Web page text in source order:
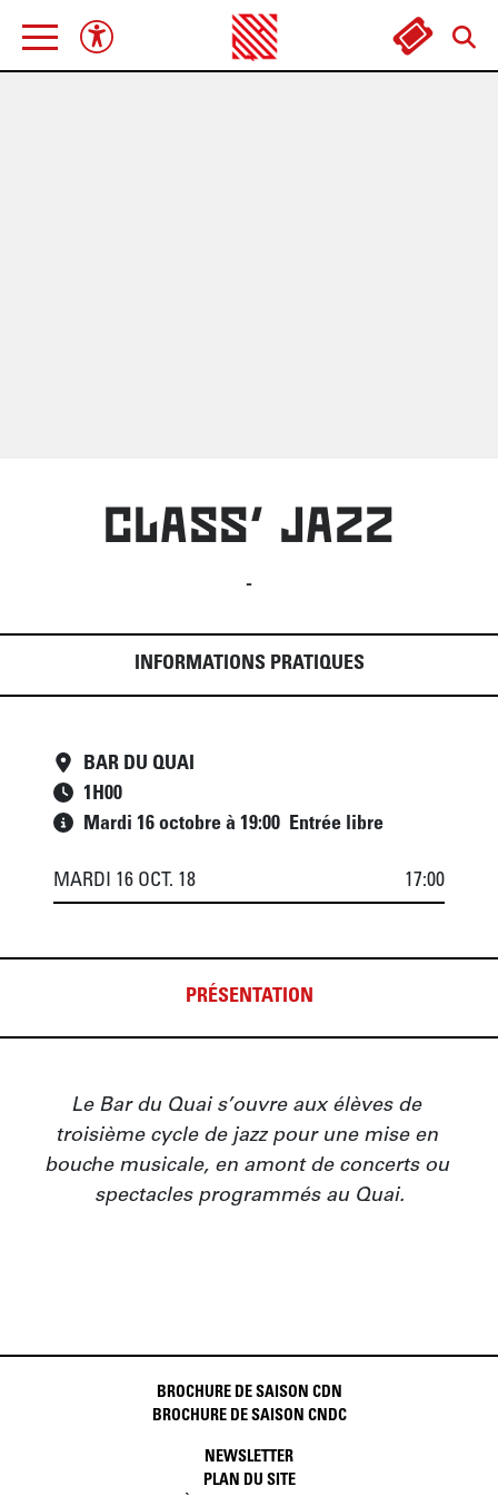
CLASS' JAZZ
-
INFORMATIONS PRATIQUES
BAR DU QUAI
1H00
Mardi 16 octobre à 19:00 Entrée libre
MARDI 16 OCT. 18 17:00
PRÉSENTATION
Le Bar du Quai s’ouvre aux élèves de
troisième cycle de jazz pour une mise en
bouche musicale, en amont de concerts ou
spectacles programmés au Quai.
BROCHURE DE SAISON CDN
BROCHURE DE SAISON CNDC
NEWSLETTER
PLAN DU SITE